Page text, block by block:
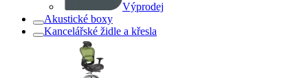
Výprodej
Akustické boxy
Kancelářské židle a křesla